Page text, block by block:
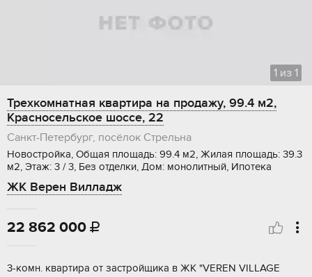
1 из 1
Трехкомнатная квартира на продажу, 99.4 м2,
Красносельское шоссе, 22
Санкт-Петербург, посёлок Стрельна
Новостройка, Общая площадь: 99.4 м2, Жилая площадь: 39.3
м2, Этаж: 3 / 3, Без отделки, Дом: монолитный, Ипотека
ЖК Верен Вилладж
22 862 000 
3-комн. квaртиpа от зaстройщика в ЖК "VERЕN VILLAGЕ